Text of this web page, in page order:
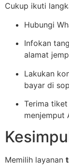
Cukup ikuti
Hubungi
Infokan
alamat
Lakukan
bayar di
Terima
menjemput
Memilih layanan